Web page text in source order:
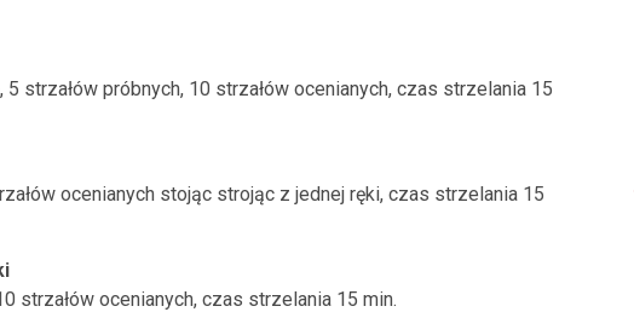
strzałów próbnych, 10 strzałów ocenianych, czas strzelania 15
ocenianych stojąc strojąc z jednej ręki, czas strzelania 15
strzałów ocenianych, czas strzelania 15 min.